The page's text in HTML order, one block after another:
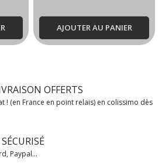
AJOUTER AU PANIER
OFFERTS
! (en France en point relais) en colissimo dès
Paypal...